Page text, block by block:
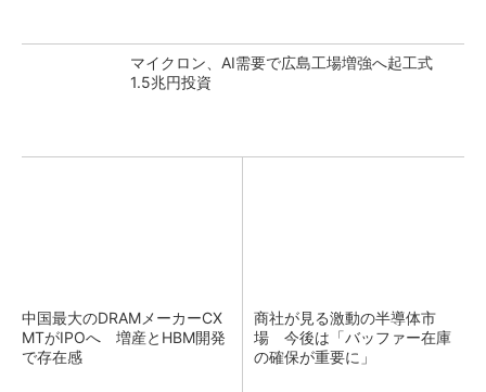
マイクロン、AI需要で広島工場増強へ起工式
1.5兆円投資
中国最大のDRAMメーカーCX
MTがIPOへ 増産とHBM開発
で存在感
商社が見る激動の半導体市
場 今後は「バッファー在庫
の確保が重要に」